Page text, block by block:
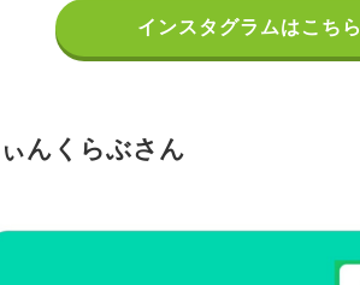
インスタグラムはこちら
んくらぶさん